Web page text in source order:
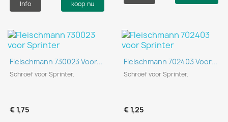
Info koop nu
Fleischmann 730023 Voor...
Schroef voor Sprinter.
€ 1,75
Fleischmann 702403 Voor...
Schroef voor Sprinter.
€ 1,25